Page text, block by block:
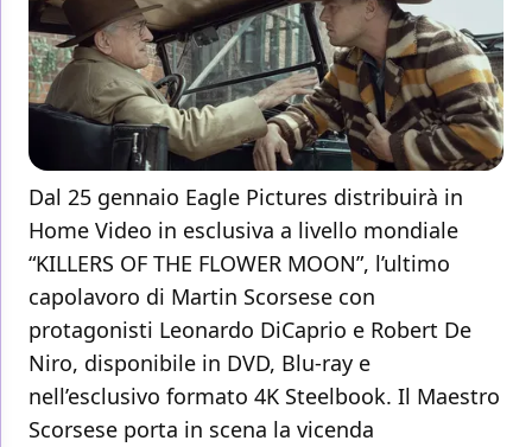
Dal 25 gennaio Eagle Pictures distribuirà in
Home Video in esclusiva a livello mondiale
“KILLERS OF THE FLOWER MOON”, l’ultimo
capolavoro di Martin Scorsese con
protagonisti Leonardo DiCaprio e Robert De
Niro, disponibile in DVD, Blu-ray e
nell’esclusivo formato 4K Steelbook. Il Maestro
Scorsese porta in scena la vicenda